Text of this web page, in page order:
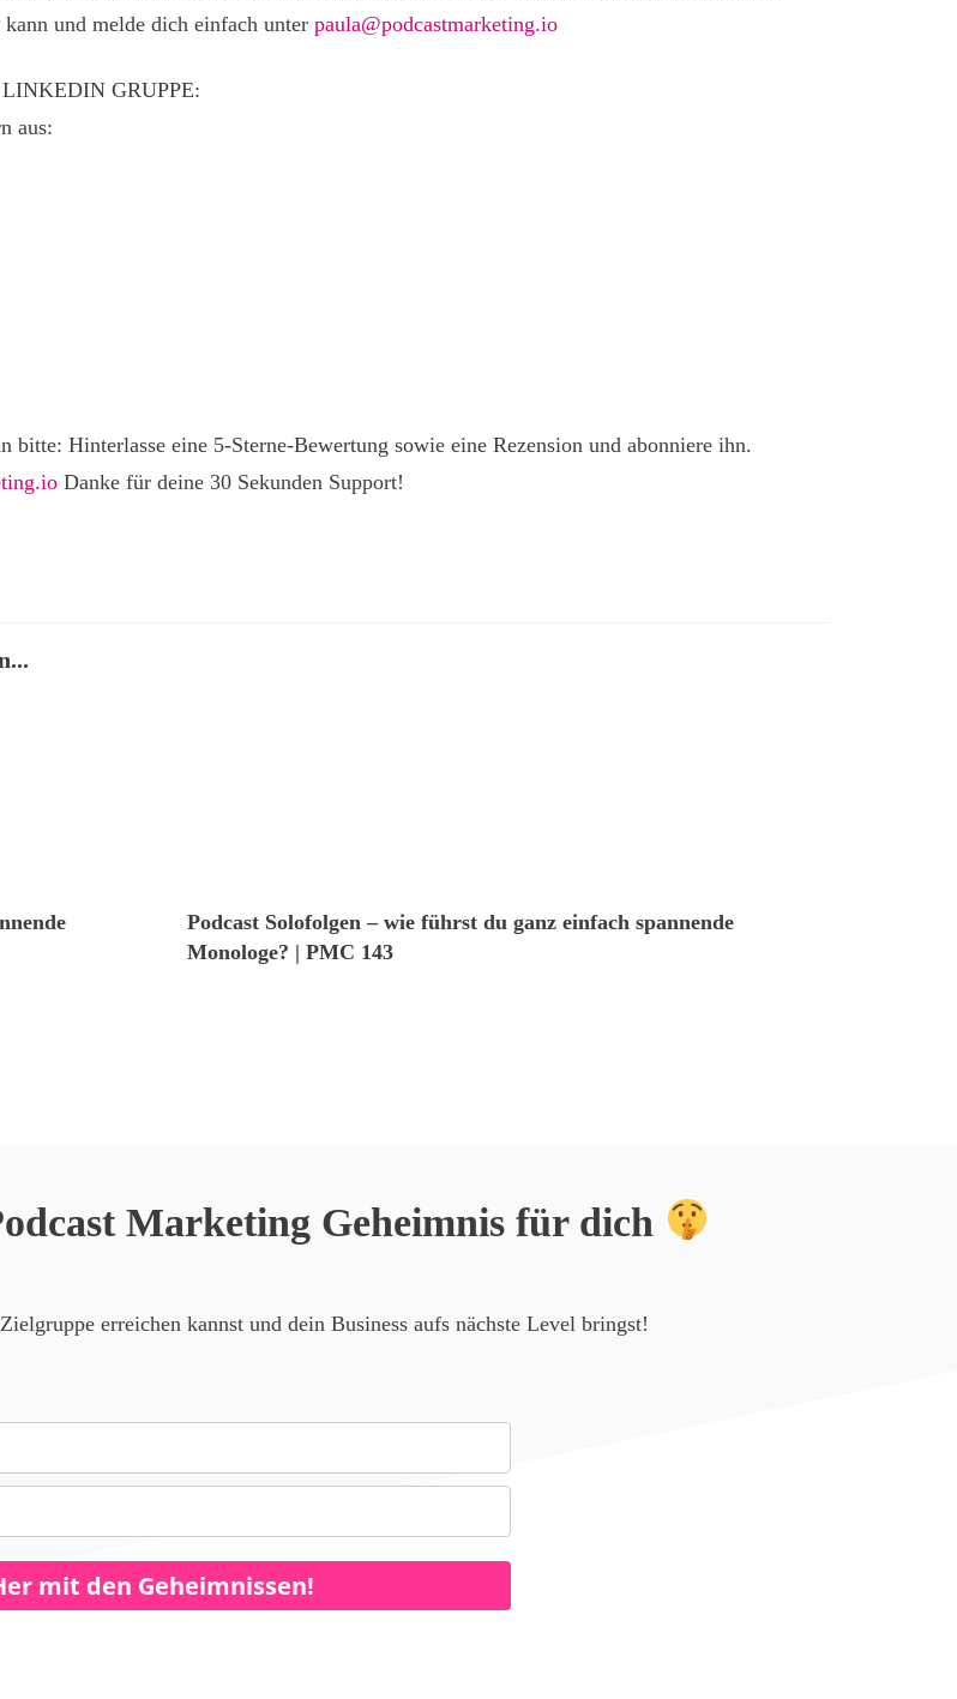
und melde dich einfach unter paula@podcastmarketing.io
GRUPPE:
aus:
Hinterlasse eine 5-Sterne-Bewertung sowie eine Rezension und abonniere ihn.
Danke für deine 30 Sekunden Support!
Podcast Solofolgen – wie führst du ganz einfach spannende
Monologe? | PMC 143
Marketing Geheimnis für dich
erreichen kannst und dein Business aufs nächste Level bringst!
mit den Geheimnissen!